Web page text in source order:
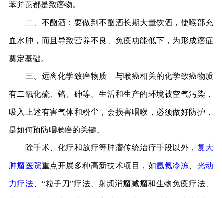
苯并芘都是致癌物。
二、不酗酒：要做到不酗酒长期大量饮酒，使喉部充
血水肿，而且导致营养不良、免疫功能低下，为形成癌症
奠定基础。
三、远离化学致癌物质：与喉癌相关的化学致癌物质
有二氧化硫、铬、砷等。生活和生产的环境被空气污染，
吸入上述有害气体和粉尘，会损害咽喉，必须做好防护，
是如何预防咽喉癌的关键。
除手术、化疗和放疗等肿瘤传统治疗手段以外， 复大
肿瘤医院重点开展多种高新技术项目，如氩氦冷冻 光动
力疗法 、“粒子刀”疗法、射频消瘤减瘤和生物免疫疗法、